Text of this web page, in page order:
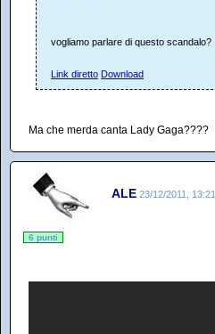
vogliamo parlare di questo scandalo?
Link diretto Download
Ma che merda canta Lady Gaga????
ALE 23/12/2011, 13:21
6 punti